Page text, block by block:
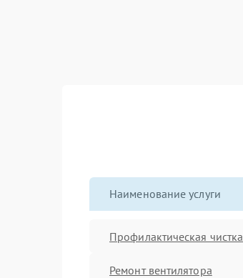
Наименование услуги
Профилактическая чистка
Ремонт вентилятора